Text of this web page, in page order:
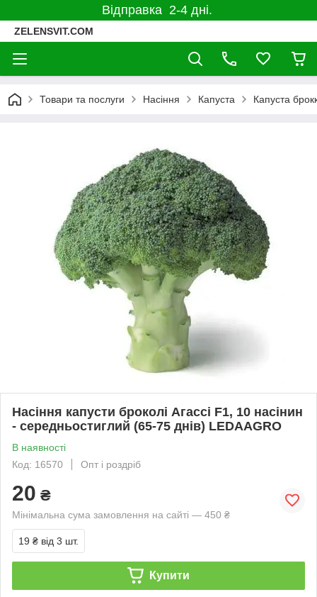
Відправка 2-4 дні.
ZELENSVIT.COM
Товари та послуги Насіння Капуста Капуста
Насіння капусти броколі Агассі F1, 10 насінин
- середньостиглий (65-75 днів) LEDAAGRO
В наявності
Код: 16570
Опт і роздріб
20 ₴
Мінімальна сума замовлення на сайті — 450 ₴
19 ₴ від 3 шт.
Купити